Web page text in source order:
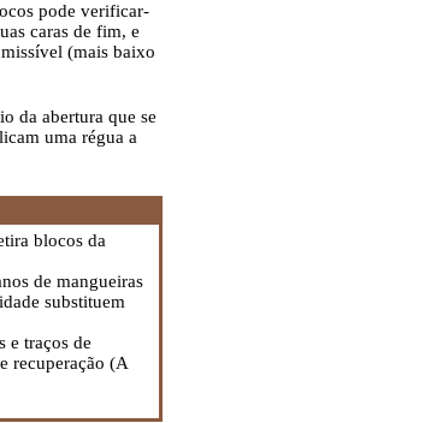
pode verificar-
caras de fim, e
(mais baixo
da abertura que se
uma régua a
blocos da
de mangueiras
substituem
e traços de
recuperação (A